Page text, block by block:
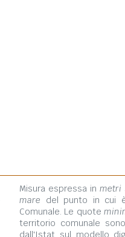
Misura espressa inmetri
mare del punto in cui
Comunale. Le quote
territorio comunale
dall'Istat sul modello